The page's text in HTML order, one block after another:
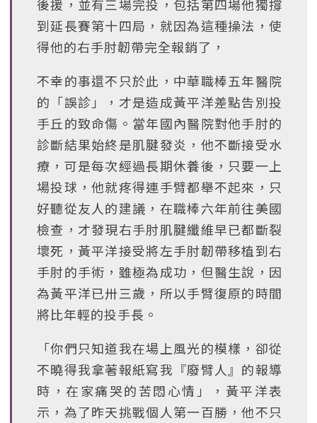
後援，並有三場完投，包括第四場他獨撐
到延長賽第十四局，就因為這種操法，使
得他的右手肘韌帶完全報銷了，
不幸的事還不只於此，中華職棒五年醫院
的「誤診」，才是造成黃平洋差點告別投
手丘的致命傷。當年國內醫院對他手肘的
診斷結果始終是肌腱發炎，他不斷接受水
療，可是每次經過長期休養後，只要一上
場投球，他就疼得連手臂都舉不起來，只
好聽從友人的建議，在職棒六年前往美國
檢查，才發現右手肘肌腱纖維早已都斷裂
壞死，黃平洋接受將左手肘韌帶移植到右
手肘的手術，雖極為成功，但醫生說，因
為黃平洋已卅三歲，所以手臂復原的時間
將比年輕的投手長。
「你們只知道我在場上風光的模樣，卻從
不曉得我拿著報紙寫我『廢臂人』的報導
時，在家痛哭的苦悶心情」，黃平洋表
示，為了昨天挑戰個人第一百勝，他不只